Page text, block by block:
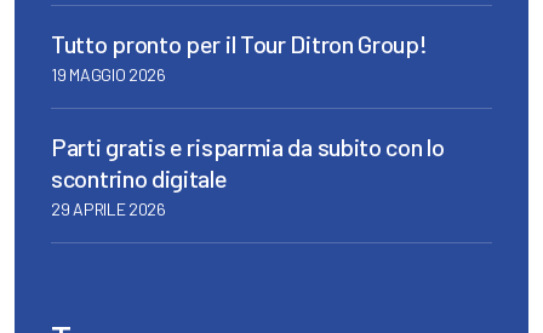
Tutto pronto per il Tour Ditron Group!
19 MAGGIO 2026
Parti gratis e risparmia da subito con lo
scontrino digitale
29 APRILE 2026